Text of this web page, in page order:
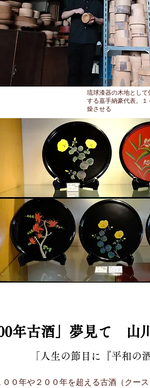
琉球漆器の木地とし
する嘉手納豪代表。
燥させる
年古酒」夢見て 山
「人生の節目に『平和の
０年や２００年を超える古酒（クー